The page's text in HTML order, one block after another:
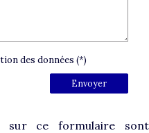
des données (*)
Envoyer
sur ce formulaire sont